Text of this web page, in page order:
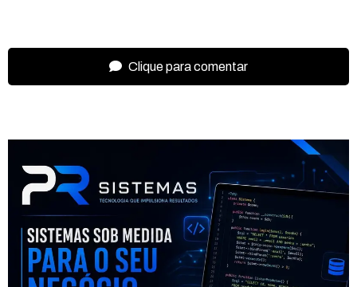
Clique para comentar